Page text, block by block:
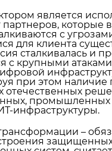
является
которые
с
для клиента
сталкивалась и
с крупными
при этом наличие
отечественных
промышленных
инфраструктуры.
–